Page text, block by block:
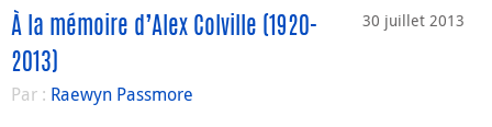
30 juillet 2013
À la mémoire d’Alex Colville (1920-
2013)
Par : Raewyn Passmore